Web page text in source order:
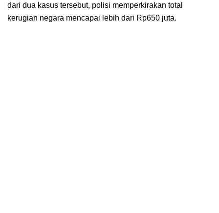
dari dua kasus tersebut, polisi memperkirakan total
kerugian negara mencapai lebih dari Rp650 juta.